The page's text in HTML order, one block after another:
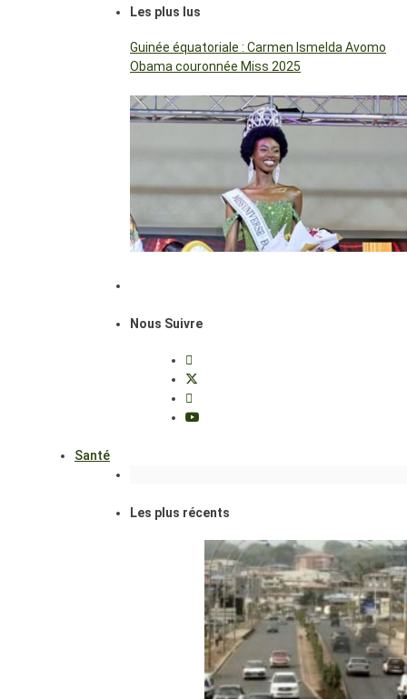
Les plus lus
Guinée équatoriale : Carmen Ismelda Avomo
Obama couronnée Miss 2025
Nous Suivre
Santé
Les plus récents